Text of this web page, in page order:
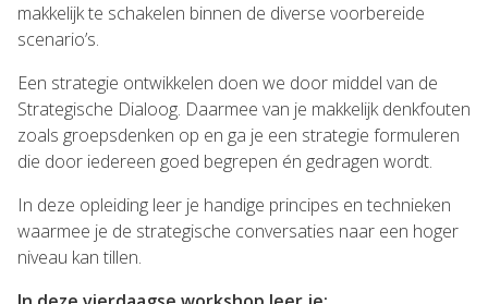
makkelijk te schakelen binnen de diverse voorbereide
scenario’s.
Een strategie ontwikkelen doen we door middel van de
Strategische Dialoog. Daarmee van je makkelijk denkfouten
zoals groepsdenken op en ga je een strategie formuleren
die door iedereen goed begrepen én gedragen wordt.
In deze opleiding leer je handige principes en technieken
waarmee je de strategische conversaties naar een hoger
niveau kan tillen.